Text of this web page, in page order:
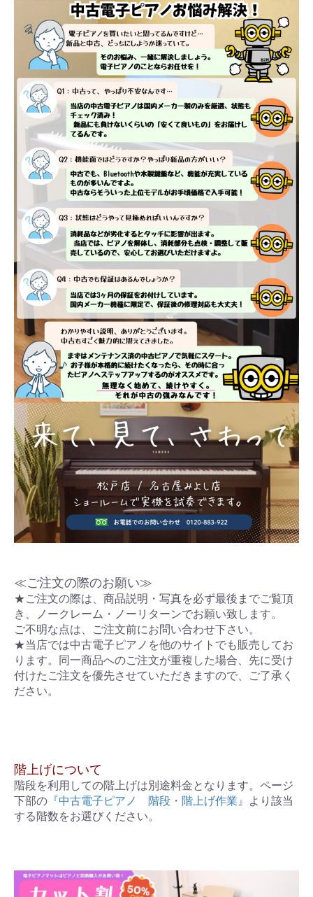
≪ご注文の際のお願い≫
★ご注文の際は、商品説明・写真を必ず最後までご覧頂
き、ノークレーム・ノーリターンでお願い致します。
ご不明な点は、ご注文前にお問い合わせ下さい。
★当店では中古電子ピアノを他のサイトでも販売してお
ります。同一商品へのご注文が重複した場合、先に受け
付けたご注文を優先させていただきますので、ご了承く
ださい。
階上げについて
階段を利用しての階上げは別途料金となります。ページ
下部の 『中古電子ピアノ 階段・階上げ作業』 より該当
する階数をお選びください。